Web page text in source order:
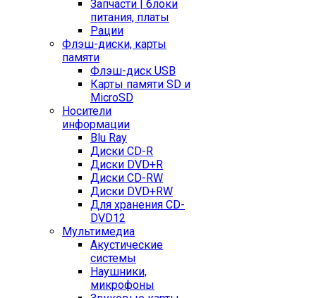
Запчасти | блоки
питания, платы
Рации
Флэш-диски, карты
памяти
Флэш-диск USB
Карты памяти SD и
MicroSD
Носители
информации
Blu Ray
Диски CD-R
Диски DVD+R
Диски CD-RW
Диски DVD+RW
Для хранения CD-
DVD12
Мультимедиа
Акустические
системы
Наушники,
микрофоны